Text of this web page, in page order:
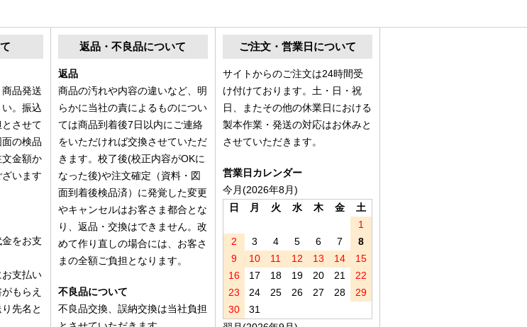
品発送
。振込
させて
の検品
金額か
います
をお支
支払い
もらえ
先名と
返品・不良品について
返品
商品の汚れや内容の違いなど、明
らかに当社の責によるものについ
ては商品到着後7日以内にご連絡
をいただければ交換させていただ
きます。校了後(校正内容がOKに
なった後)や注文確定（資料・図
面到着後検品済）に発覚した変更
やキャンセルはお客さま都合とな
り、返品・交換はできません。改
めて作り直しの場合には、お客さ
まの全額ご負担となります。
不良品について
不良品交換、誤納交換は当社負担
ご注文・営業日について
サイトからのご注文は24時間受
け付けております。土・日・祝
日、またその他の休業日における
製本作業・発送の対応はお休みと
させていただきます。
営業日カレンダー
今月(2026年8月)
日
月 火 水 木 金
土
1
2
3 4 5 6 7
8
9
10 11 12 13 14
15
16
17 18 19 20 21
22
23
24 25 26 27 28
29
30
31